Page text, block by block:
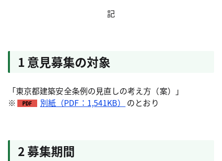
記
1 意見募集の対象
「東京都建築安全条例の見直しの考え方（案）」
※
別紙（PDF：1,541KB） のとおり
2 募集期間